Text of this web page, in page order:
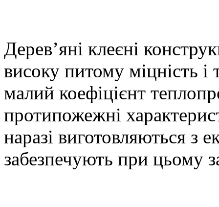
Дерев’яні клеєні
високу питому міцність і
малий коефіцієнт
протипожежні
наразі виготовляються з
забезпечують при цьому